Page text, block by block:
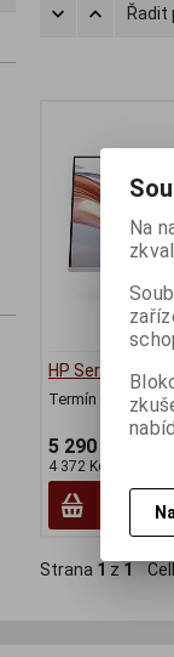
Řadit
HP Series 5
Termín dodání
5 290 Kč
4 372 Kč (bez DPH:)
Strana 1 z 1
Na